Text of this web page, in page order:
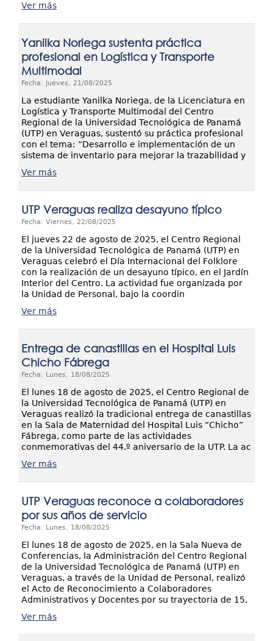
Ver más
Yanilka Noriega sustenta práctica
profesional en Logística y Transporte
Multimodal
Fecha: Jueves, 21/08/2025
La estudiante Yanilka Noriega, de la Licenciatura en
Logística y Transporte Multimodal del Centro
Regional de la Universidad Tecnológica de Panamá
(UTP) en Veraguas, sustentó su práctica profesional
con el tema: “Desarrollo e implementación de un
sistema de inventario para mejorar la trazabilidad y
Ver más
UTP Veraguas realiza desayuno típico
Fecha: Viernes, 22/08/2025
El jueves 22 de agosto de 2025, el Centro Regional
de la Universidad Tecnológica de Panamá (UTP) en
Veraguas celebró el Día Internacional del Folklore
con la realización de un desayuno típico, en el Jardín
Interior del Centro. La actividad fue organizada por
la Unidad de Personal, bajo la coordin
Ver más
Entrega de canastillas en el Hospital Luis
Chicho Fábrega
Fecha: Lunes, 18/08/2025
El lunes 18 de agosto de 2025, el Centro Regional de
la Universidad Tecnológica de Panamá (UTP) en
Veraguas realizó la tradicional entrega de canastillas
en la Sala de Maternidad del Hospital Luis “Chicho”
Fábrega, como parte de las actividades
conmemorativas del 44.º aniversario de la UTP. La ac
Ver más
UTP Veraguas reconoce a colaboradores
por sus años de servicio
Fecha: Lunes, 18/08/2025
El lunes 18 de agosto de 2025, en la Sala Nueva de
Conferencias, la Administración del Centro Regional
de la Universidad Tecnológica de Panamá (UTP) en
Veraguas, a través de la Unidad de Personal, realizó
el Acto de Reconocimiento a Colaboradores
Administrativos y Docentes por su trayectoria de 15,
Ver más